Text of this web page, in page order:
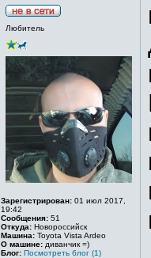
Любитель
Зарегистрирован: 01 июл 2017,
19:42
Сообщения: 51
Откуда: Новороссийск
Машина: Toyota Vista Ardeo
О машине: диванчик =)
Блог: Посмотреть блог (1)